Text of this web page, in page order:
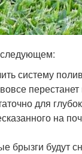
следующем:
систему
для
на
брызги будут